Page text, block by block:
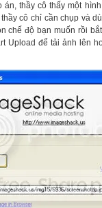
án, thầy cô thấy một
cô chỉ cần chụp và
chế độ bạn muốn rồi
Upload để tải ảnh lên